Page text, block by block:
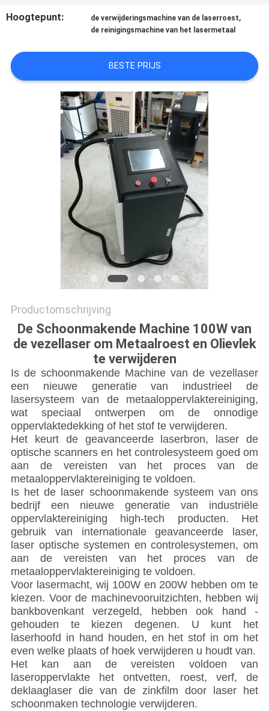
EEN
AANVRAGEN
РУССКИЙ
SITEMAP
Hoogtepunt: de verwijderingsmachine van de laserroest,
de reinigingsmachine van het lasermetaal
BESTE PRIJS
Productomschrijving
De Schoonmakende Machine 100W van
de vezellaser om Metaalroest en Olievlek
te verwijderen
Is de schoonmakende Machine van de vezellaser
een nieuwe generatie van industrieel de
lasersysteem van de metaaloppervlaktereiniging,
wat speciaal ontwerpen om de onnodige
oppervlaktedekking of het stof te verwijderen.
Het keurt de geavanceerde laserbron, laser de
optische scanners en het controlesysteem goed om
aan de vereisten van het proces van de
metaaloppervlaktereiniging te voldoen.
Is het de laser schoonmakende systeem van ons
bedrijf een nieuwe generatie van industriële
oppervlaktereiniging high-tech producten. Het
gebruik van internationale geavanceerde laser,
laser optische systemen en controlesystemen, om
aan de vereisten van het proces van de
metaaloppervlaktereiniging te voldoen.
Voor lasermacht, wij 100W en 200W hebben om te
kiezen. Voor de machinevooruitzichten, hebben wij
bankbovenkant verzegeld, hebben ook hand -
gehouden te kiezen degenen. U kunt het
laserhoofd in hand houden, en het stof in om het
even welke plaats of hoek verwijderen u houdt van.
Het kan aan de vereisten voldoen van
laseroppervlakte het ontvetten, roest, verf, de
deklaaglaser die van de zinkfilm door laser het
schoonmaken technologie verwijderen.